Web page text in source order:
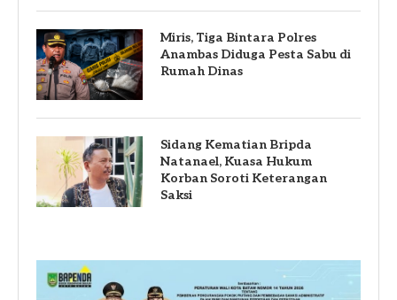
Miris, Tiga Bintara Polres
Anambas Diduga Pesta Sabu di
Rumah Dinas
Sidang Kematian Bripda
Natanael, Kuasa Hukum
Korban Soroti Keterangan
Saksi